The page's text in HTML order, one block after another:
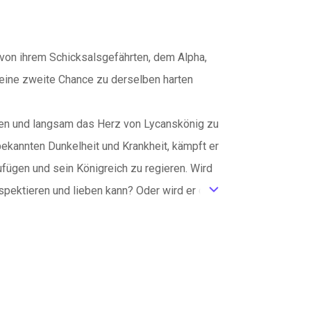
ihrem Schicksalsgefährten, dem Alpha,
zweite Chance zu derselben harten
und langsam das Herz von Lycanskönig zu
Dunkelheit und Krankheit, kämpft er
und sein Königreich zu regieren. Wird
und lieben kann? Oder wird er deric_default